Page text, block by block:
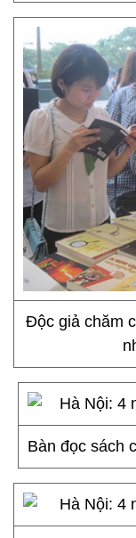
Độc giả chăm
Bàn đọc sách